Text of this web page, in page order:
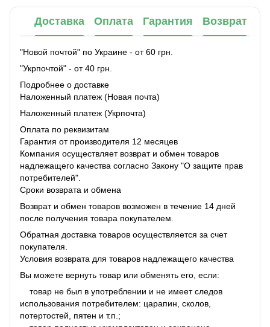
Доставка Оплата Гарантия Возврат
"Новой почтой" по Украине - от 60 грн.
"Укрпочтой" - от 40 грн.
Подробнее о доставке
Наложенный платеж (Новая почта)
Наложенный платеж (Укрпочта)
Оплата по реквизитам
Гарантия от производителя 12 месяцев
Компания осуществляет возврат и обмен товаров
надлежащего качества согласно Закону "О защите прав
потребителей".
Сроки возврата и обмена
Возврат и обмен товаров возможен в течение 14 дней
после получения товара покупателем.
Обратная доставка товаров осуществляется за счет
покупателя.
Условия возврата для товаров надлежащего качества
Вы можете вернуть товар или обменять его, если:
товар не был в употреблении и не имеет следов
использования потребителем: царапин, сколов,
потертостей, пятен и т.п.;